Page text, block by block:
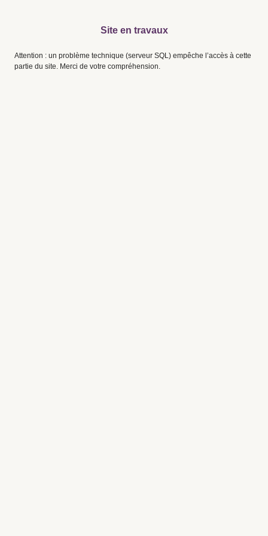
Site en travaux
Attention : un problème technique (serveur SQL) empêche l’accès à cette
partie du site. Merci de votre compréhension.